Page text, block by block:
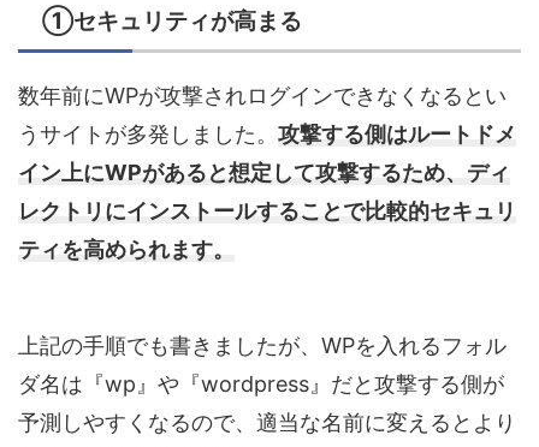
①セキュリティが高まる
数年前にWPが攻撃されログインできなくなるとい
うサイトが多発しました。 攻撃する側はルートドメ
イン上にWPがあると想定して攻撃するため、ディ
レクトリにインストールすることで比較的セキュリ
ティを高められます。
上記の手順でも書きましたが、WPを入れるフォル
ダ名は『wp』や『wordpress』だと攻撃する側が
予測しやすくなるので、適当な名前に変えるとより